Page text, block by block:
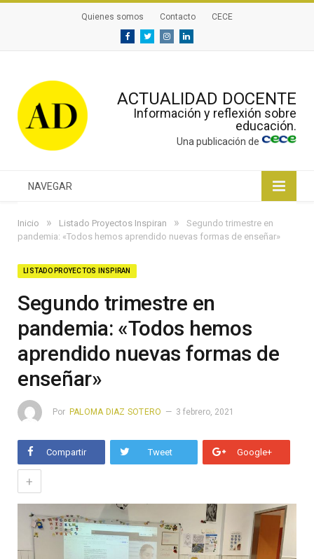
Quienes somos Contacto CECE
FacebookTwitterInstagramLinkedin
ACTUALIDAD DOCENTE
Información y reflexión sobre
educación.
Una publicación de
NAVEGAR
Inicio » Listado Proyectos Inspiran »
Segundo trimestre en
pandemia: «Todos hemos aprendido nuevas formas de enseñar»
LISTADO PROYECTOS INSPIRAN
Segundo trimestre en
pandemia: «Todos hemos
aprendido nuevas formas de
enseñar»
Por PALOMA DIAZ SOTERO 3 febrero, 2021
Compartir Tweet Google+
+